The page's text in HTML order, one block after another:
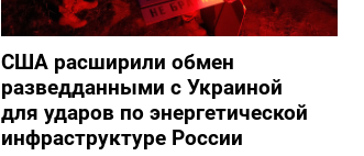
США расширили обмен
разведданными с Украиной
для ударов по энергетической
инфраструктуре России